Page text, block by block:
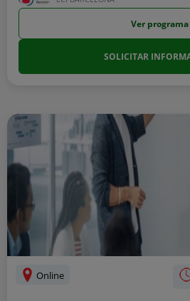
Ver programa
SOLICITAR
Online